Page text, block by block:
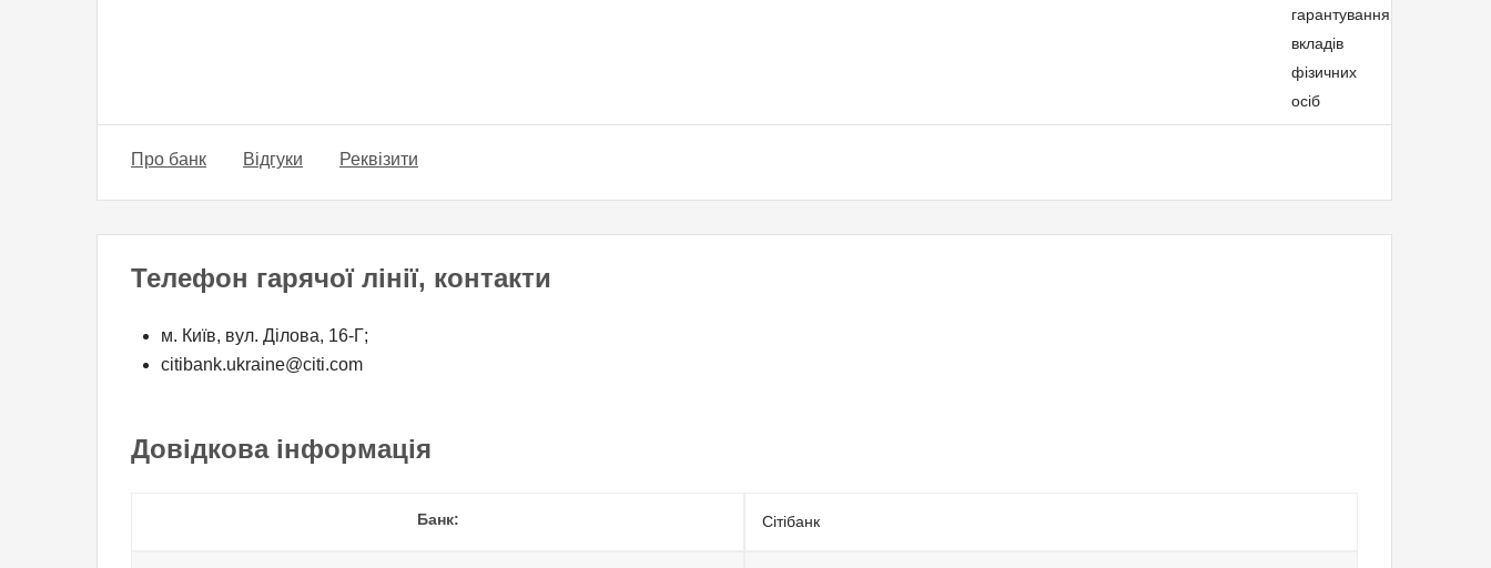
Про банк Відгуки Реквізити
Телефон гарячої лінії, контакти
м. Київ, вул. Ділова, 16-Г;
citibank.ukraine@citi.com
Довідкова інформація
Банк: Сітібанк